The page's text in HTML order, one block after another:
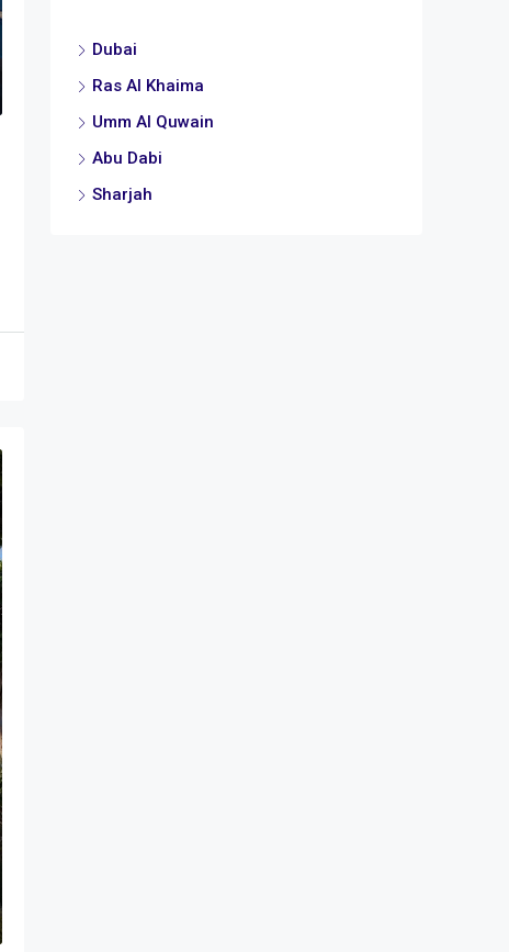
Dubai
Ras Al Khaima
Umm Al Quwain
Abu Dabi
Sharjah